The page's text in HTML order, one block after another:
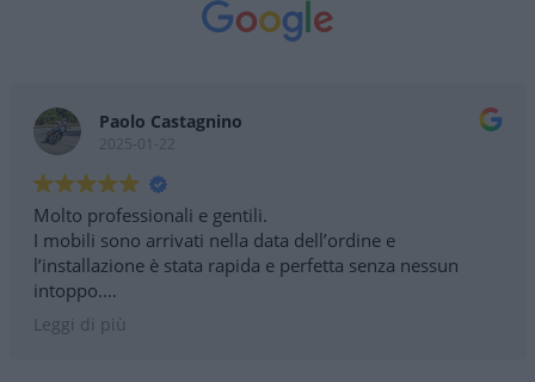
Paolo Castagnino
2025-01-22
Molto professionali e gentili.
I mobili sono arrivati nella data dell’ordine e
l’installazione è stata rapida e perfetta senza nessun
intoppo.
Consigliatissimo
Leggi di più